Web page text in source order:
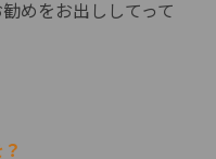
めをお出ししてって